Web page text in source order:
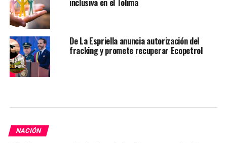
inclusiva en el Tolima
De La Espriella anuncia autorización del
fracking y promete recuperar Ecopetrol
NACIÓN